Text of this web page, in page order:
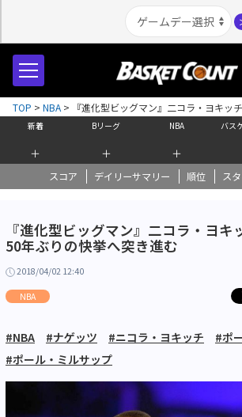
新着
＋
Bリーグ
＋
NBA
＋
バス
スコア デイリーサマリー 順位 ス
TOP > NBA >
『進化型ビッグマン』二コラ・ヨキッ
の快挙へ突き進む
『進化型ビッグマン』二コラ・ヨキ
50年ぶりの快挙へ突き進む
2018/04/02 12:40
NBA
#NBA #ナゲッツ #ニコラ・ヨキッチ
#ポ
#ポール・ミルサップ